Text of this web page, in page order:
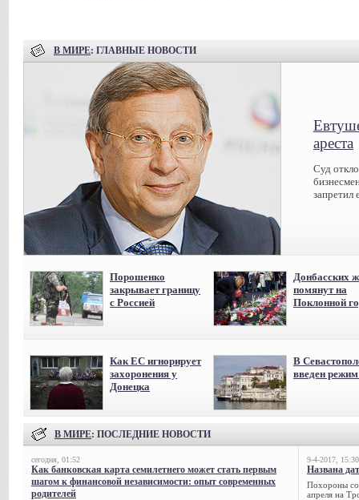
В МИРЕ: ГЛАВНЫЕ НОВОСТИ
ареста
Суд
запретил
Порошенко
закрывает границу
с Россией
Донбасских
помянут на
Поклонной
Как ЕС игнорирует
захоронения у
Донецка
В
введен
В МИРЕ: ПОСЛЕДНИЕ НОВОСТИ
сегодня, 01:52
Как банковская карта семилетнего может стать первым
шагом к финансовой независимости: опыт современных
родителей
9-4-2017, 15:30
Названа
Похороны
апреля на